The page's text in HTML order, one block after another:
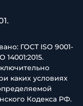
ГОСТ ISO 9001-
14001:2015.
каких условиях
Кодекса РФ.